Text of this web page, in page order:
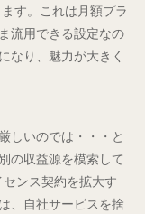
す。これは月額プラ
流用できる設定なの
なり、魅力が大きく
しいのでは・・・と
の収益源を模索して
ンス契約を拡大す
、自社サービスを捨